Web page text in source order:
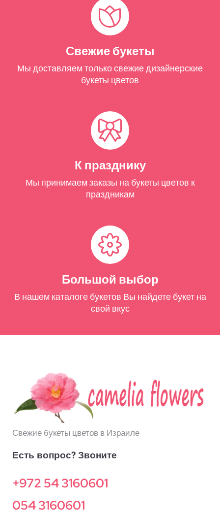
Свежие букеты
Мы доставляем только свежие дизайнерские
букеты цветов
К празднику
Мы принимаем заказы на букеты цветов к
праздникам
Большой выбор
В нашем каталоге букетов Вы найдете букет на
свой вкус
Свежие букеты цветов в Израиле
Есть вопрос? Звоните
+972 54 3160601
054 3160601